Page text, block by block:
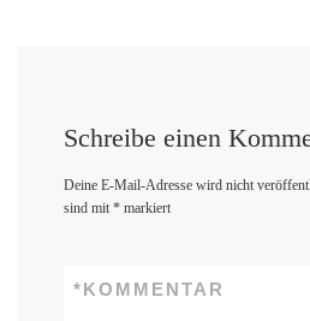
Schreibe einen
Deine E-Mail-Adresse wird nicht
sind mit *markiert
KOMMENTAR
*